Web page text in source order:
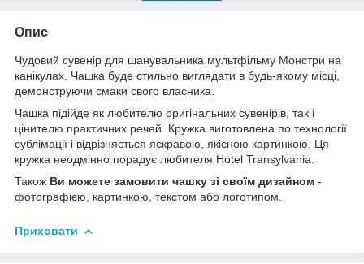
Опис
Чудовий сувенір для шанувальника мультфільму Монстри на
канікулах. Чашка буде стильно виглядати в будь-якому місці,
демонструючи смаки свого власника.
Чашка підійде як любителю оригінальних сувенірів, так і
цінителю практичних речей. Кружка виготовлена по технології
сублімації і відрізняється яскравою, якісною картинкою. Ця
кружка неодмінно порадує любителя Hotel Transylvania.
Також Ви можете замовити чашку зі своїм дизайном -
фотографією, картинкою, текстом або логотипом.
Приховати